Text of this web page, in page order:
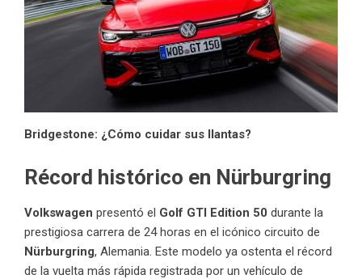
Bridgestone: ¿Cómo cuidar sus llantas?
Récord histórico en Nürburgring
Volkswagen presentó el Golf GTI Edition 50 durante la
prestigiosa carrera de 24 horas en el icónico circuito de
Nürburgring, Alemania. Este modelo ya ostenta el récord
de la vuelta más rápida registrada por un vehículo de